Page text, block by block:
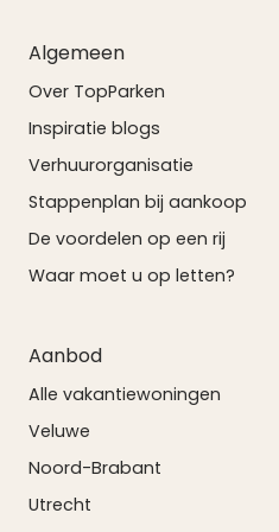
Algemeen
Over TopParken
Inspiratie blogs
Verhuurorganisatie
Stappenplan bij aankoop
De voordelen op een rij
Waar moet u op letten?
Aanbod
Alle vakantiewoningen
Veluwe
Noord-Brabant
Utrecht